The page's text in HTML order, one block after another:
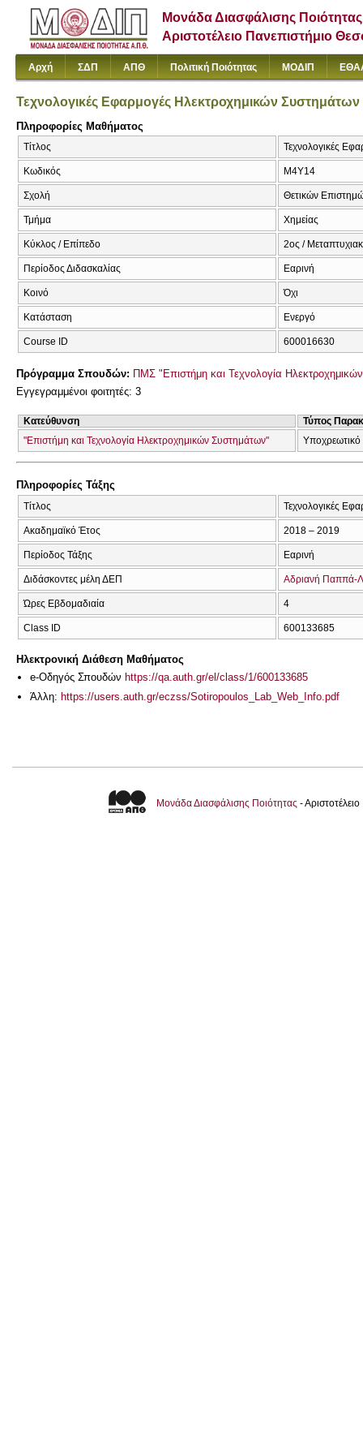
Μονάδα Διασφάλισης Ποιότητας
Αριστοτέλειο Πανεπιστήμιο
Αρχή ΣΔΠ ΑΠΘ Πολιτική Ποιότητας ΜΟΔΙΠ
Τεχνολογικές Εφαρμογές Ηλεκτροχημικών Συστημάτων
Πληροφορίες Μαθήματος
Τίτλος Τεχνολογικές
Κωδικός Μ4Υ14
Σχολή Θετικών
Τμήμα Χημείας
Κύκλος / Επίπεδο 2ος /
Περίοδος Διδασκαλίας Εαρινή
Κοινό Όχι
Κατάσταση Ενεργό
Course ID 600016630
Πρόγραμμα Σπουδών: ΠΜΣ "Επιστήμη και Τεχνολογία
Εγγεγραμμένοι φοιτητές: 3
Κατεύθυνση
Τύπος
"Επιστήμη και Τεχνολογία Ηλεκτροχημικών Συστημάτων"
Υποχρεωτικό
Πληροφορίες Τάξης
Τίτλος Τεχνολογικές
Ακαδημαϊκό Έτος 2018 – 2019
Περίοδος Τάξης Εαρινή
Διδάσκοντες μέλη ΔΕΠ Αδριανή Παππά-
Ώρες Εβδομαδιαία 4
Class ID 600133685
Ηλεκτρονική Διάθεση Μαθήματος
e-Οδηγός Σπουδών https://qa.auth.gr/el/class/1/600133685
Άλλη: https://users.auth.gr/eczss/Sotiropoulos_Lab_Web_Info.pdf
Μονάδα Διασφάλισης Ποιότητας -